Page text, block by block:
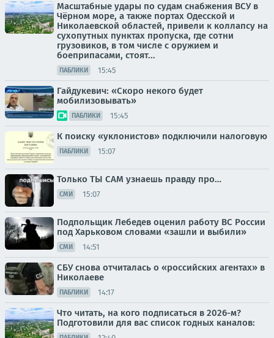
Масштабные удары по судам снабжения ВСУ в
Чёрном море, а также портах Одесской и
Николаевской областей, привели к коллапсу на
сухопутных пунктах пропуска, где сотни
грузовиков, в том числе с оружием и
боеприпасами, стоят...
ПАБЛИКИ 15:45
Гайдукевич: «Скоро некого будет
мобилизовывать»
ПАБЛИКИ 15:45
К поиску «уклонистов» подключили налоговую
ПАБЛИКИ 15:07
Только ТЫ САМ узнаешь правду про…
СМИ 15:07
Подпольщик Лебедев оценил работу ВС России
под Харьковом словами «зашли и выбили»
СМИ 14:51
СБУ снова отчиталась о «российских агентах» в
Николаеве
ПАБЛИКИ 14:17
Что читать, на кого подписаться в 2026-м?
Подготовили для вас список годных каналов: